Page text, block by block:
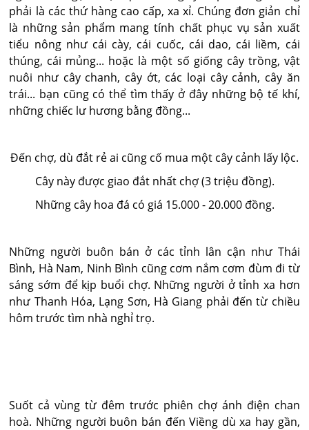
phải là các thứ hàng cao cấp, xa xỉ. Chúng đơn giản chỉ
là những sản phẩm mang tính chất phục vụ sản xuất
tiểu nông như cái cày, cái cuốc, cái dao, cái liềm, cái
thúng, cái mủng... hoặc là một số giống cây trồng, vật
nuôi như cây chanh, cây ớt, các loại cây cảnh, cây ăn
trái... bạn cũng có thể tìm thấy ở đây những bộ tế khí,
những chiếc lư hương bằng đồng...
Đến chợ, dù đắt rẻ ai cũng cố mua một cây cảnh lấy lộc.
Cây này được giao đắt nhất chợ (3 triệu đồng).
Những cây hoa đá có giá 15.000 - 20.000 đồng.
Những người buôn bán ở các tỉnh lân cận như Thái
Bình, Hà Nam, Ninh Bình cũng cơm nắm cơm đùm đi từ
sáng sớm để kịp buổi chợ. Những người ở tỉnh xa hơn
như Thanh Hóa, Lạng Sơn, Hà Giang phải đến từ chiều
hôm trước tìm nhà nghỉ trọ.
Suốt cả vùng từ đêm trước phiên chợ ánh điện chan
hoà. Những người buôn bán đến Viềng dù xa hay gần,